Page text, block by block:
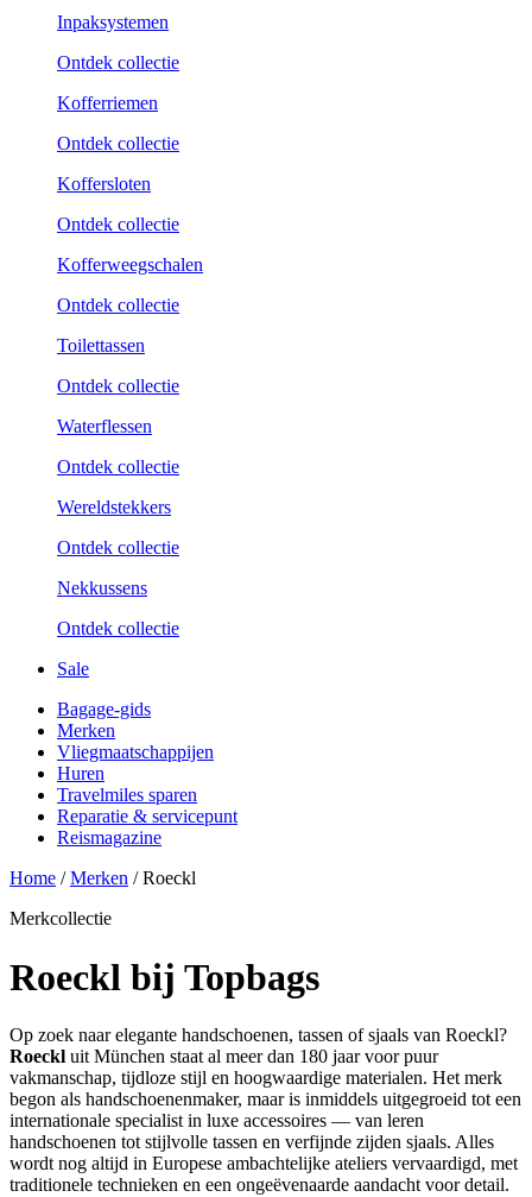
Inpaksystemen
Ontdek collectie
Kofferriemen
Ontdek collectie
Koffersloten
Ontdek collectie
Kofferweegschalen
Ontdek collectie
Toilettassen
Ontdek collectie
Waterflessen
Ontdek collectie
Wereldstekkers
Ontdek collectie
Nekkussens
Ontdek collectie
Sale
Bagage-gids
Merken
Vliegmaatschappijen
Huren
Travelmiles sparen
Reparatie & servicepunt
Reismagazine
Home / Merken / Roeckl
Merkcollectie
Roeckl bij Topbags
Op zoek naar elegante handschoenen, tassen of sjaals van Roeckl?
Roeckl uit München staat al meer dan 180 jaar voor puur
vakmanschap, tijdloze stijl en hoogwaardige materialen. Het merk
begon als handschoenenmaker, maar is inmiddels uitgegroeid tot een
internationale specialist in luxe accessoires — van leren
handschoenen tot stijlvolle tassen en verfijnde zijden sjaals. Alles
wordt nog altijd in Europese ambachtelijke ateliers vervaardigd, met
traditionele technieken en een ongeëvenaarde aandacht voor detail.